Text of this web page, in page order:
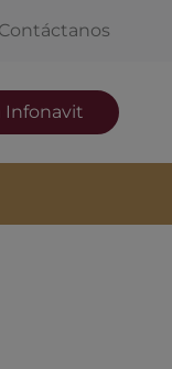
Contáctanos
Infonavit